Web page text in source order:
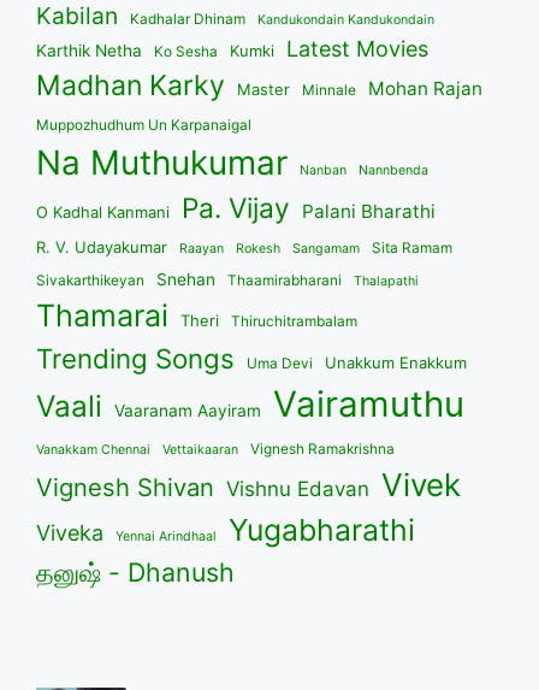
Kabilan Kadhalar Dhinam Kandukondain Kandukondain
Karthik Netha Ko Sesha Kumki Latest Movies
Madhan Karky Master Minnale Mohan Rajan
Muppozhudhum Un Karpanaigal
Na Muthukumar Nanban Nannbenda
O Kadhal Kanmani Pa. Vijay Palani Bharathi
R. V. Udayakumar Raayan Rokesh Sangamam
Sita Ramam
Sivakarthikeyan
Snehan Thaamirabharani Thalapathi
Thamarai Theri Thiruchitrambalam
Trending Songs Uma Devi Unakkum Enakkum
Vaali Vaaranam Aayiram Vairamuthu
Vanakkam Chennai Vettaikaaran Vignesh Ramakrishna
Vignesh Shivan Vishnu Edavan Vivek
Viveka Yennai Arindhaal Yugabharathi
தனுஷ் - Dhanush